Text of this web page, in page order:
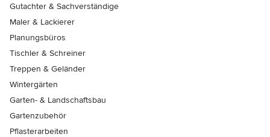
Gutachter & Sachverständige
Maler & Lackierer
Planungsbüros
Tischler & Schreiner
Treppen & Geländer
Wintergärten
Garten- & Landschaftsbau
Gartenzubehör
Pflasterarbeiten